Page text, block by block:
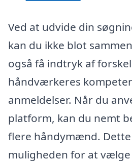
Ved at udvide din
kan du ikke blot
også få indtryk af
håndværkeres
anmeldelser. Når du
platform, kan du nemt
flere håndymænd.
muligheden for at